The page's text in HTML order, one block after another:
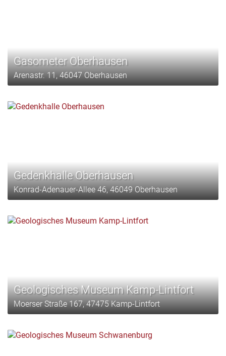
Gasometer Oberhausen
Arenastr. 11, 46047 Oberhausen
Gedenkhalle Oberhausen
Konrad-Adenauer-Allee 46, 46049 Oberhausen
Geologisches Museum Kamp-Lintfort
Moerser Straße 167, 47475 Kamp-Lintfort